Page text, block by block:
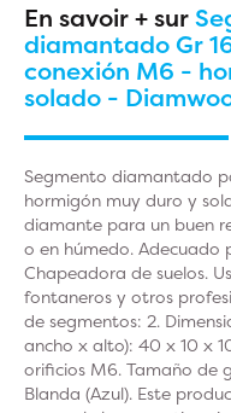
En savoir + sur
diamantado Gr
conexión M6 -
solado -
Segmento diamantado
hormigón muy duro y
diamante para un buen
o en húmedo. Adecuado
Chapeadora de suelos.
fontaneros y otros
de segmentos: 2.
ancho x alto): 40 x 10 x
orificios M6. Tamaño de
Blanda (Azul). Este